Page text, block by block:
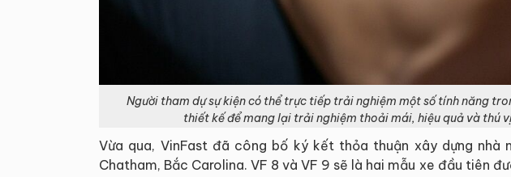
Người tham dự sự kiện có thể trực tiếp trải nghiệm một số tính năng
thiết kế để mang lại trải nghiệm thoải mái, hiệu quả và thú
Vừa qua, VinFast đã công bố ký kết thỏa thuận xây dựng
Chatham, Bắc Carolina. VF 8 và VF 9 sẽ là hai mẫu xe đầu tiên